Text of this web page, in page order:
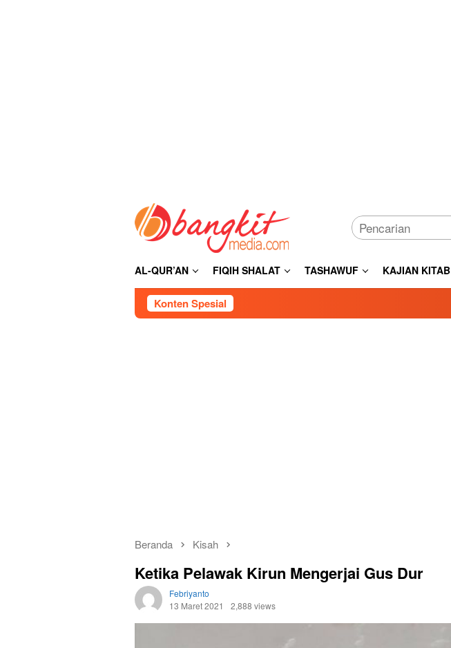
AL-QUR’AN FIQIH SHALAT TASHAWUF KAJIAN KITAB
Konten Spesial
Beranda Kisah
Ketika Pelawak Kirun Mengerjai Gus Dur
Febriyanto
13 Maret 2021
2,888 views